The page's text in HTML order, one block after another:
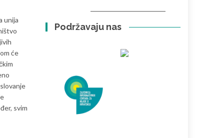
unija
će
svim
Podržavaju nas